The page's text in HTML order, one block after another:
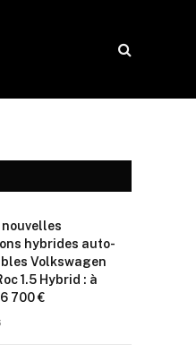
hybrides auto-
Volkswagen
1.5 Hybrid : à
700 €